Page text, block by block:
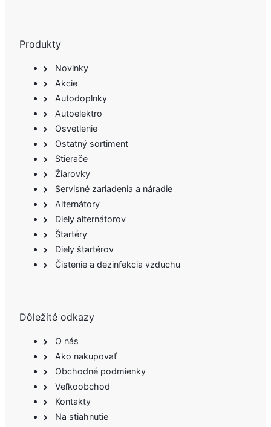
Produkty
Novinky
Akcie
Autodoplnky
Autoelektro
Osvetlenie
Ostatný sortiment
Stierače
Žiarovky
Servisné zariadenia a náradie
Alternátory
Diely alternátorov
Štartéry
Diely štartérov
Čistenie a dezinfekcia vzduchu
Dôležité odkazy
O nás
Ako nakupovať
Obchodné podmienky
Veľkoobchod
Kontakty
Na stiahnutie